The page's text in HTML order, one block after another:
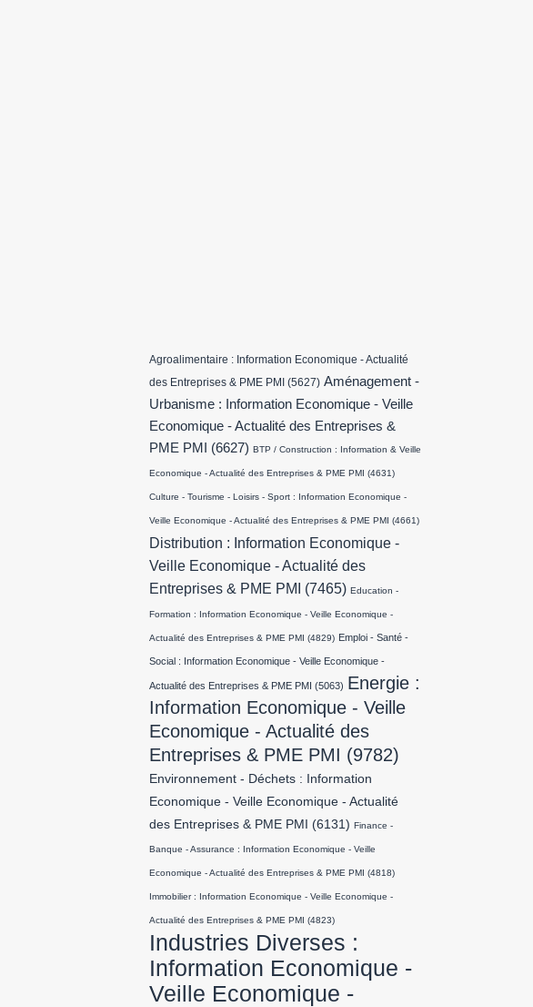
Agroalimentaire : Information Economique - Actualité
des Entreprises & PME PMI (5627) Aménagement -
Urbanisme : Information Economique - Veille
Economique - Actualité des Entreprises &
PME PMI
(6627) BTP / Construction : Information & Veille
Economique - Actualité des Entreprises & PME PMI (4631)
Culture - Tourisme - Loisirs - Sport : Information Economique -
Veille Economique - Actualité des Entreprises & PME PMI (4661)
Distribution : Information Economique -
Veille Economique - Actualité des
Entreprises & PME PMI (7465) Education -
Formation : Information Economique - Veille Economique -
Actualité des Entreprises & PME PMI (4829) Emploi - Santé -
Social : Information Economique - Veille Economique -
Actualité des Entreprises & PME PMI (5063) Energie :
Information Economique - Veille
Economique - Actualité des
Entreprises & PME PMI (9782)
Environnement - Déchets : Information
Economique - Veille Economique - Actualité
des Entreprises & PME PMI
(6131) Finance -
Banque - Assurance : Information Economique - Veille
Economique - Actualité des Entreprises & PME PMI (4818)
Immobilier : Information Economique - Veille Economique -
Actualité des Entreprises & PME PMI (4823)
Industries Diverses :
Information Economique -
Veille Economique -